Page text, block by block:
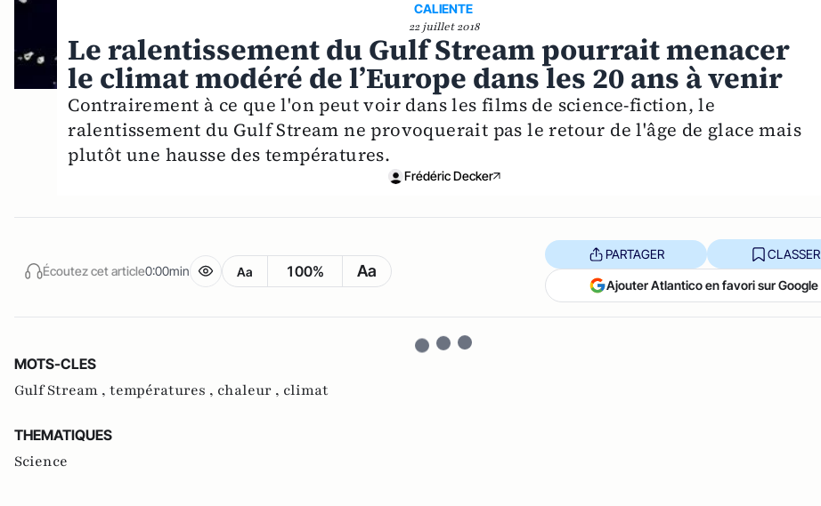
CALIENTE
22 juillet 2018
Le ralentissement du Gulf Stream pourrait menacer
le climat modéré de l’Europe dans les 20 ans à venir
Contrairement à ce que l'on peut voir dans les films de science-fiction, le
ralentissement du Gulf Stream ne provoquerait pas le retour de l'âge de glace mais
plutôt une hausse des températures.
Frédéric Decker
Écoutez cet article0:00min Aa 100% Aa
PARTAGER CLASSER
Ajouter Atlantico en favori sur Google
MOTS-CLES
Gulf Stream , températures , chaleur , climat
THEMATIQUES
Science